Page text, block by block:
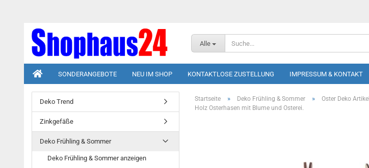
Alle
SONDERANGEBOTE NEU IM SHOP KONTAKTLOSE ZUSTELLUNG IMPRESSUM & KONTAKT
Startseite » Deko Frühling & Sommer » Oster Deko Artikel
Holz Osterhasen mit Blume und Osterei.
Deko Trend
Zinkgefäße
Deko Frühling & Sommer
Deko Frühling & Sommer anzeigen